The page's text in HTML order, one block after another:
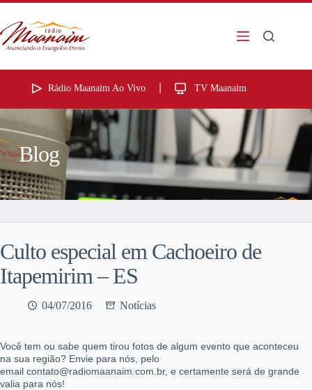
Rádio Maanaim Ao Vivo TV Maanaim
Blog
Culto especial em Cachoeiro de
Itapemirim – ES
04/07/2016 Notícias
Você tem ou sabe quem tirou fotos de algum evento que aconteceu
na sua região? Envie para nós, pelo
email contato@radiomaanaim.com.br, e certamente será de grande
valia para nós!